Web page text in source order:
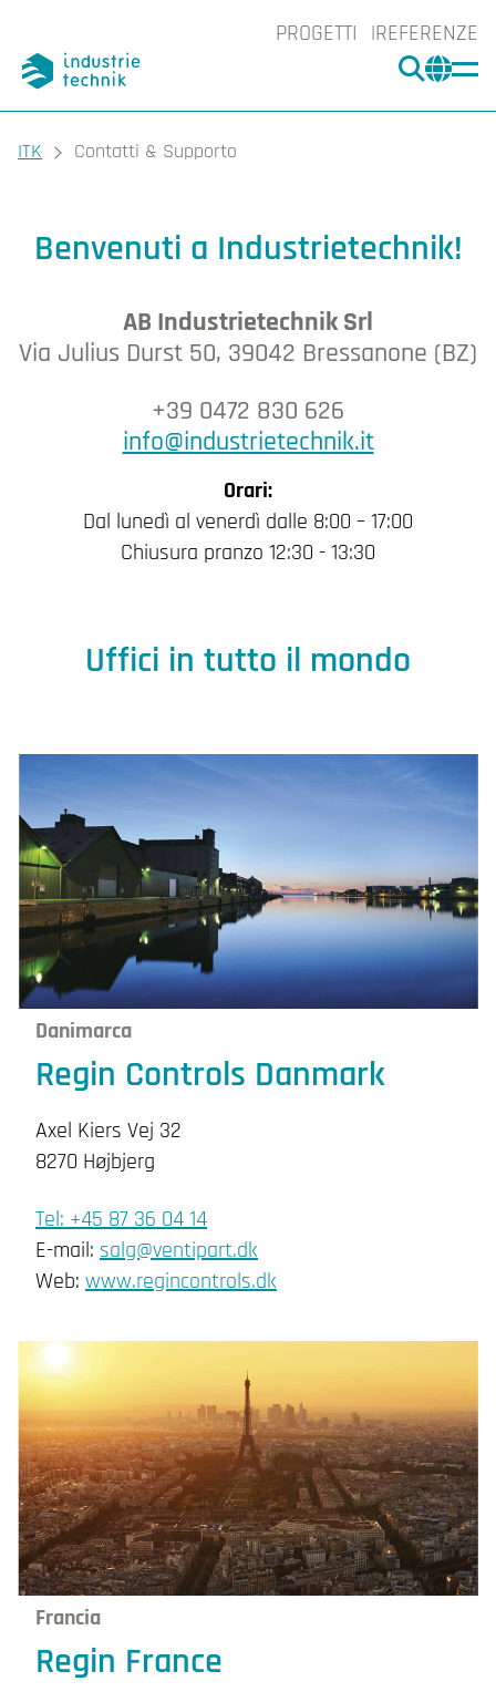
PROGETTI REFERENZE
CERCA
You are here:
ITK Contatti & Supporto
Benvenuti a Industrietechnik!
AB Industrietechnik Srl
Via Julius Durst 50, 39042 Bressanone (BZ)
+39 0472 830 626
info@industrietechnik.it
Orari:
Dal lunedì al venerdì dalle 8:00 – 17:00
Chiusura pranzo 12:30 - 13:30
Uffici in tutto il mondo
Danimarca
Regin Controls Danmark
Axel Kiers Vej 32
8270 Højbjerg
Tel: +45 87 36 04 14
E-mail: salg@ventipart.dk
Web: www.regincontrols.dk
Francia
Regin France